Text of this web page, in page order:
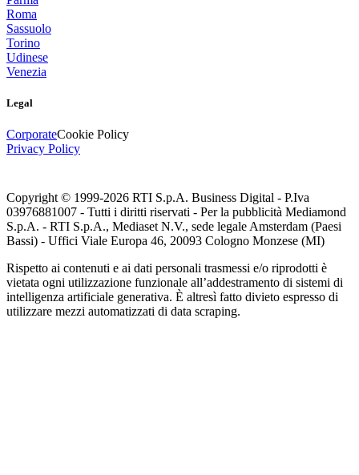
Roma
Sassuolo
Torino
Udinese
Venezia
Legal
CorporateCookie Policy
Privacy Policy
Copyright © 1999-2026 RTI S.p.A. Business Digital - P.Iva
03976881007 - Tutti i diritti riservati - Per la pubblicità Mediamond
S.p.A. - RTI S.p.A., Mediaset N.V., sede legale Amsterdam (Paesi
Bassi) - Uffici Viale Europa 46, 20093 Cologno Monzese (MI)
Rispetto ai contenuti e ai dati personali trasmessi e/o riprodotti è
vietata ogni utilizzazione funzionale all’addestramento di sistemi di
intelligenza artificiale generativa. È altresì fatto divieto espresso di
utilizzare mezzi automatizzati di data scraping.